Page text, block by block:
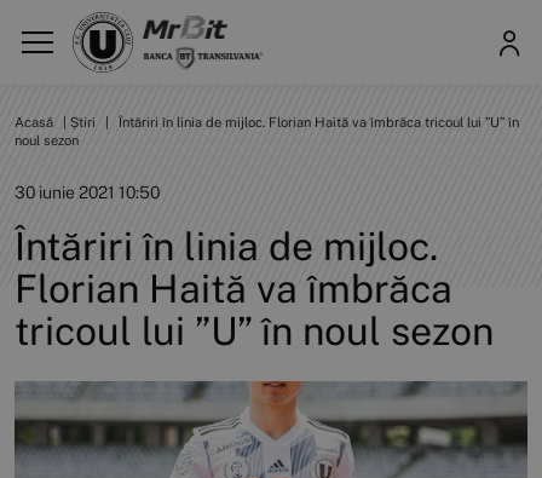
Acasă Știri
Întăriri în linia de mijloc. Florian Haită va îmbrăca tricoul lui ”U” în
noul sezon
30 iunie 2021 10:50
Întăriri în linia de mijloc.
Florian Haită va îmbrăca
tricoul lui ”U” în noul sezon